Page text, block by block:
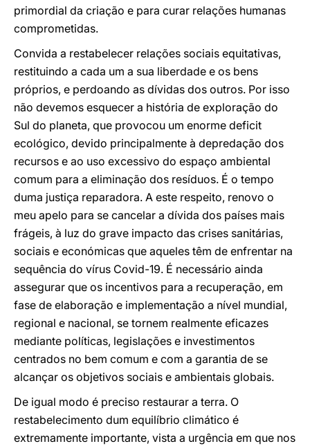
primordial da criação e para curar relações humanas
comprometidas.
Convida a restabelecer relações sociais equitativas,
restituindo a cada um a sua liberdade e os bens
próprios, e perdoando as dívidas dos outros. Por isso
não devemos esquecer a história de exploração do
Sul do planeta, que provocou um enorme deficit
ecológico, devido principalmente à depredação dos
recursos e ao uso excessivo do espaço ambiental
comum para a eliminação dos resíduos. É o tempo
duma justiça reparadora. A este respeito, renovo o
meu apelo para se cancelar a dívida dos países mais
frágeis, à luz do grave impacto das crises sanitárias,
sociais e económicas que aqueles têm de enfrentar na
sequência do vírus Covid-19. É necessário ainda
assegurar que os incentivos para a recuperação, em
fase de elaboração e implementação a nível mundial,
regional e nacional, se tornem realmente eficazes
mediante políticas, legislações e investimentos
centrados no bem comum e com a garantia de se
alcançar os objetivos sociais e ambientais globais.
De igual modo é preciso restaurar a terra. O
restabelecimento dum equilíbrio climático é
extremamente importante, vista a urgência em que nos